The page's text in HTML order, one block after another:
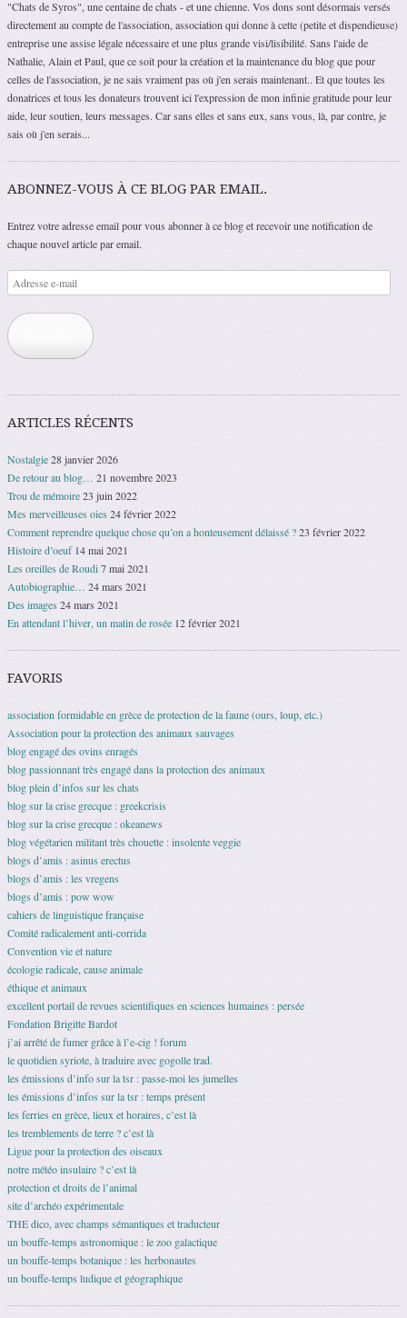
"Chats de Syros", une centaine de chats - et une chienne. Vos dons sont désormais versés
directement au compte de l'association, association qui donne à cette (petite et dispendieuse)
entreprise une assise légale nécessaire et une plus grande visi/lisibilité. Sans l'aide de
Nathalie, Alain et Paul, que ce soit pour la création et la maintenance du blog que pour
celles de l'association, je ne sais vraiment pas où j'en serais maintenant.. Et que toutes les
donatrices et tous les donateurs trouvent ici l'expression de mon infinie gratitude pour leur
aide, leur soutien, leurs messages. Car sans elles et sans eux, sans vous, là, par contre, je
sais où j'en serais...
ABONNEZ-VOUS À CE BLOG PAR EMAIL.
Entrez votre adresse email pour vous abonner à ce blog et recevoir une notification de
chaque nouvel article par email.
Adresse
e-
mail
ARTICLES RÉCENTS
Nostalgie28 janvier 2026
De retour au blog… 21 novembre 2023
Trou de mémoire23 juin 2022
Mes merveilleuses oies 24 février 2022
Comment reprendre quelque chose qu’on a honteusement délaissé ?23 février 2022
Histoire d’oeuf 14 mai 2021
Les oreilles de Roudi7 mai 2021
Autobiographie… 24 mars 2021
Des images 24 mars 2021
En attendant l’hiver, un matin de rosée 12 février 2021
FAVORIS
association formidable en grèce de protection de la faune (ours, loup, etc.)
Association pour la protection des animaux sauvages
blog engagé des ovins enragés
blog passionnant très engagé dans la protection des animaux
blog plein d’infos sur les chats
blog sur la crise grecque : greekcrisis
blog sur la crise grecque : okeanews
blog végétarien militant très chouette : insolente veggie
blogs d’amis : asinus erectus
blogs d’amis : les vregens
blogs d’amis : pow wow
cahiers de linguistique française
Comité radicalement anti-corrida
Convention vie et nature
écologie radicale, cause animale
éthique et animaux
excellent portail de revues scientifiques en sciences humaines : persée
Fondation Brigitte Bardot
j’ai arrêté de fumer grâce à l’e-cig ! forum
le quotidien syriote, à traduire avec gogolle trad.
les émissions d’info sur la tsr : passe-moi les jumelles
les émissions d’infos sur la tsr : temps présent
les ferries en grèce, lieux et horaires, c’est là
les tremblements de terre ? c’est là
Ligue pour la protection des oiseaux
notre météo insulaire ? c’est là
protection et droits de l’animal
site d’archéo expérimentale
THE dico, avec champs sémantiques et traducteur
un bouffe-temps astronomique : le zoo galactique
un bouffe-temps botanique : les herbonautes
un bouffe-temps ludique et géographique